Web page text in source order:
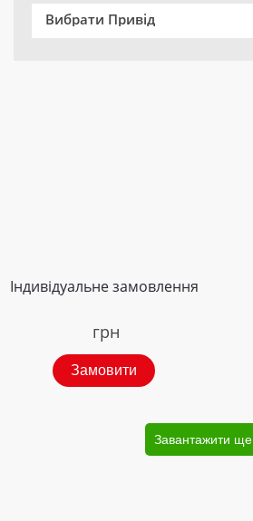
Вибрати Привід
Індивідуальне замовлення
грн
Замовити
Завантажити ще